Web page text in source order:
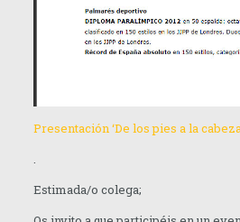
Presentación ‘De los pies a la
.
Estimada/o colega;